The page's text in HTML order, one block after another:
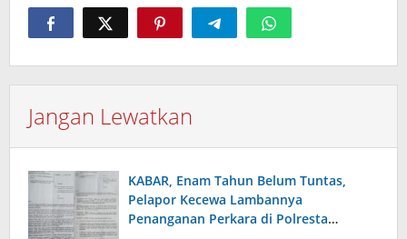
Jangan Lewatkan
KABAR, Enam Tahun Belum Tuntas,
Pelapor Kecewa Lambannya
Penanganan Perkara di Polresta